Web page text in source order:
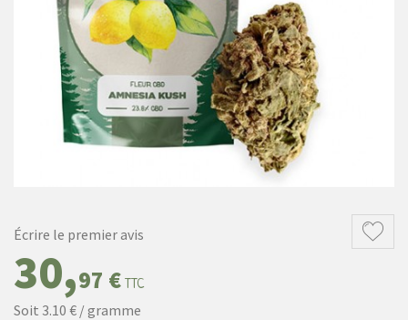
Écrire le premier avis
30,97 € TTC
Soit 3.10 € / gramme